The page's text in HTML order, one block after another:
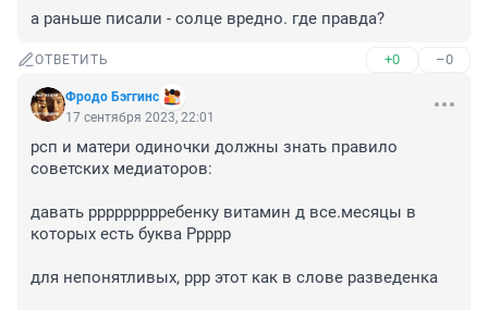
а раньше писали - солце вредно. где правда?
ОТВЕТИТЬ +0 –0
Фродо Бэггинс
17 сентября 2023, 22:01
рсп и матери одиночки должны знать правило
советских медиаторов:
давать ррррррррребенку витамин д все.месяцы в
которых есть буква Ррррр
для непонятливых, ррр этот как в слове разведенка